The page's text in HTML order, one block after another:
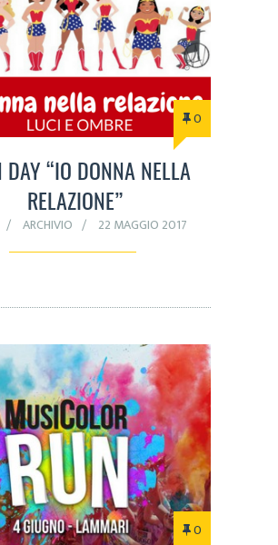
0
DAY “IO DONNA NELLA
RELAZIONE”
ARCHIVIO 22 MAGGIO 2017
0